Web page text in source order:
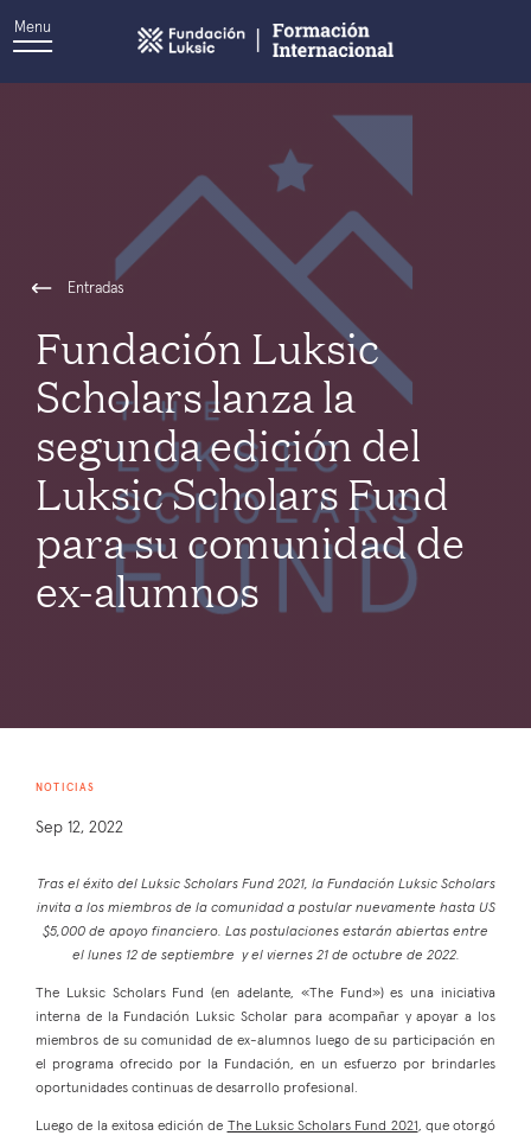
Menu
Entradas
Fundación Luksic
Scholars lanza la
segunda edición del
Luksic Scholars Fund
para su comunidad de
ex-alumnos
NOTICIAS
Sep 12, 2022
Tras el éxito del Luksic Scholars Fund 2021, la Fundación Luksic Scholars
invita a los miembros de la comunidad a postular nuevamente hasta US
$5,000 de apoyo financiero. Las postulaciones estarán abiertas entre
el lunes 12 de septiembre y el viernes 21 de octubre de 2022.
The Luksic Scholars Fund (en adelante, «The Fund») es una iniciativa
interna de la Fundación Luksic Scholar para acompañar y apoyar a los
miembros de su comunidad de ex-alumnos luego de su participación en
el programa ofrecido por la Fundación, en un esfuerzo por brindarles
oportunidades continuas de desarrollo profesional.
Luego de la exitosa edición de The Luksic Scholars Fund 2021, que otorgó